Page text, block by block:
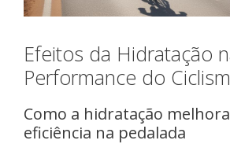
Efeitos da Hidratação
Performance do
Como a hidratação
eficiência na pedalada